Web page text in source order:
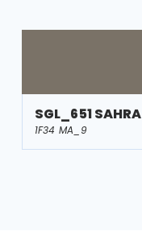
SGL_651 SAHRA
1F34 MA_9